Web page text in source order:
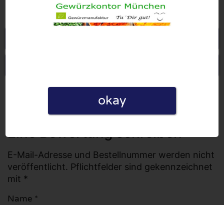
INSGESAMT: 10/10
(0 Bewertungen)
Alle Bewertungen
Anzahl der Bewertungen: 0
Eine Bewertung schreiben
E-Mail-Adresse und Bestellnummer werden nicht
veröffentlicht. Pflichtfelder sind gekennzeichnet
mit *
Name *
okay